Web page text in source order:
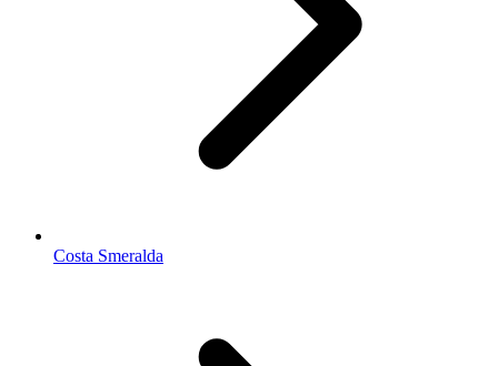
Costa Smeralda